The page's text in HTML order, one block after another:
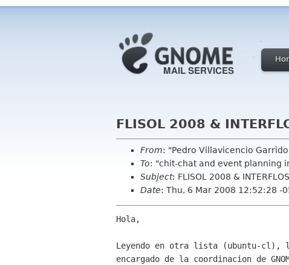
FLISOL 2008 &
From: "Pedro Villavicencio
To: "chit-chat and event planning
Subject: FLISOL 2008 &
Date: Thu, 6 Mar 2008 12:52:28 -
Hola,
Leyendo en otra lista (ubuntu-
encargado de la coordinacion de